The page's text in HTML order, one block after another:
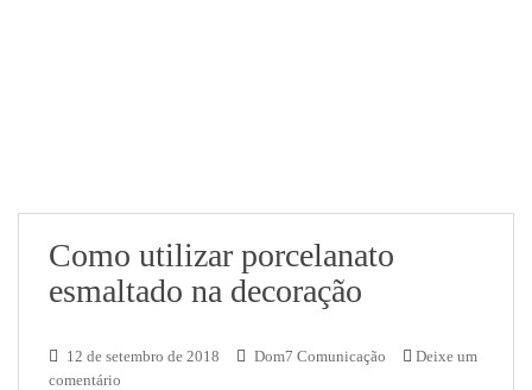
Como utilizar porcelanato
esmaltado na decoração
12 de setembro de 2018 Dom7 Comunicação
Deixe um
comentário